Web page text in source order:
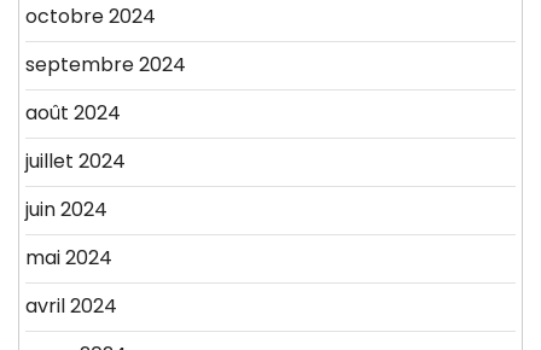
octobre 2024
septembre 2024
août 2024
juillet 2024
juin 2024
mai 2024
avril 2024